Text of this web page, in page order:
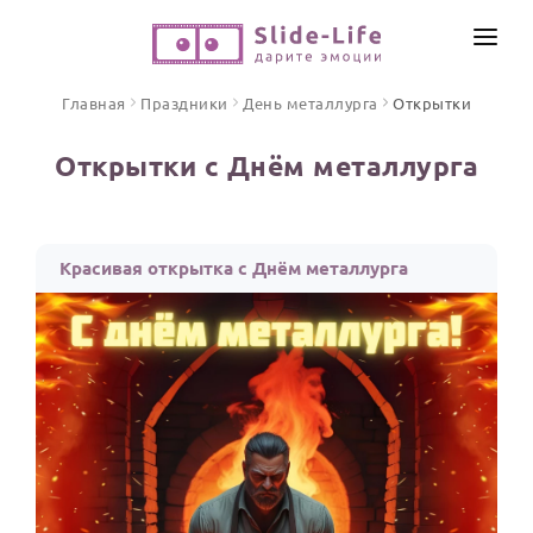
Песни поздравления
Открытки
Стихи и тексты
ПРАЗДНИКИ
С Днем рождения
Юбилей
ИНСТРУМЕНТЫ
ОТЗЫВЫ
Главная Праздники День металлурга Открытки
Открытки с Днём металлурга
Красивая открытка с Днём металлурга